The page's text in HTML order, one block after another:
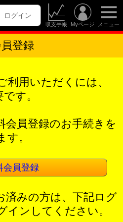
ログイン
収支手帳 Myページ メニュー
登録
利用いただくには、
す。
会員登録のお手続きを
。
会員登録
済みの方は、下記ログ
インしてください。